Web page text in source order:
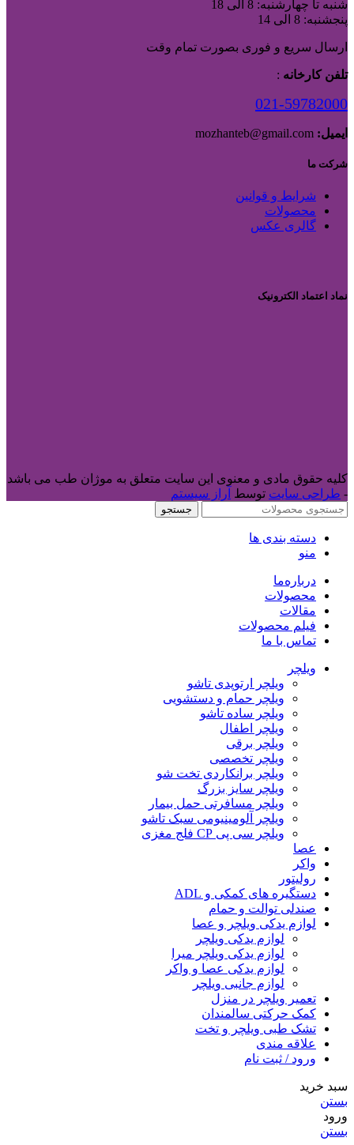
شنبه تا چهارشنبه: 8 الی 18
پنجشنبه: 8 الی 14
ارسال سریع و فوری بصورت تمام وقت
تلفن کارخانه :
021-59782000
ایمیل:
شرکت ما
شرایط و قوانین
محصولات
گالری عکس
نماد اعتماد الکترونیک
کلیه حقوق مادی و معنوی این سایت متعلق به موژان طب می باشد
- طراحی سایت توسط آراز سیستم
جستجو
دسته بندی ها
منو
درباره‌ما
محصولات
مقالات
فیلم محصولات
تماس با ما
ویلچر
ویلچر ارتوپدی تاشو
ویلچر حمام و دستشویی
ویلچر ساده تاشو
ویلچر اطفال
ویلچر برقی
ویلچر تخصصی
ویلچر برانکاردی تخت شو
ویلچر سایز بزرگ
ویلچر مسافرتی حمل بیمار
ویلچر آلومینیومی سبک تاشو
ویلچر سی پی CP فلج مغزی
عصا
واکر
رولیتور
دستگیره های کمکی و ADL
صندلی توالت و حمام
لوازم یدکی ویلچر و عصا
لوازم یدکی ویلچر
لوازم یدکی ویلچر میرا
لوازم یدکی عصا و واکر
لوازم جانبی ویلچر
تعمیر ویلچر در منزل
کمک حرکتی سالمندان
تشک طبی ویلچر و تخت
علاقه مندی
ورود / ثبت نام
سبد خرید
بستن
ورود
بستن